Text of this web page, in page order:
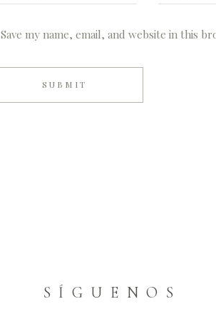
Save my name, email, and website in this
SUBMIT
S Í G U E N O S